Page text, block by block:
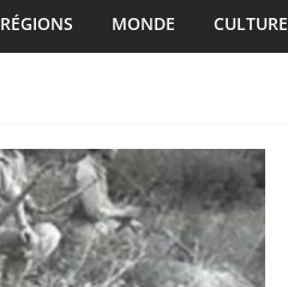
RÉGIONS MONDE CULTURE